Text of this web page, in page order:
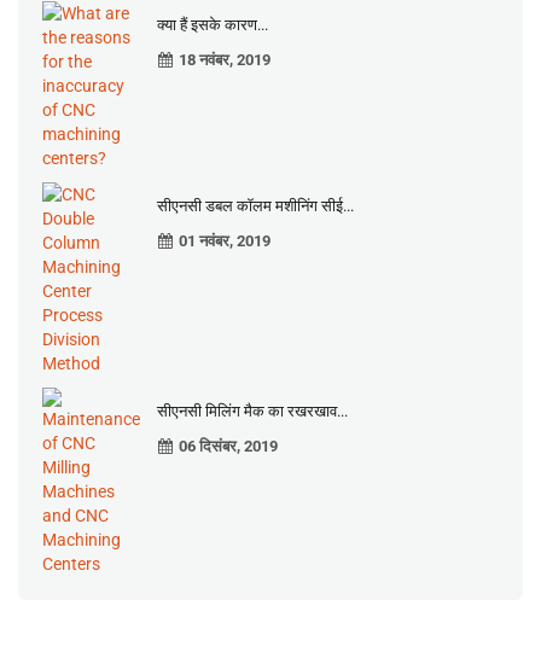
क्या हैं इसके कारण...
18 नवंबर, 2019
सीएनसी डबल कॉलम मशीनिंग सीई...
01 नवंबर, 2019
सीएनसी मिलिंग मैक का रखरखाव...
06 दिसंबर, 2019